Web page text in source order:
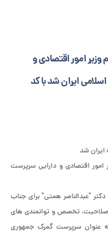
امور اقتصادی و
ایران شد با کد
شد
اقتصادی و دارایی سرپرست
"عبدالناصر همتی" برای جناب
تخصص و توانمندی های
عنوان سرپرست گمرک جمهوری